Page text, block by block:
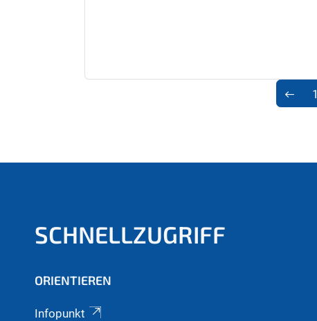
1
SCHNELLZUGRIFF
ORIENTIEREN
Infopunkt